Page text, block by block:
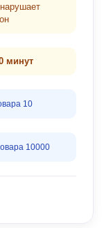
минут
10
10000